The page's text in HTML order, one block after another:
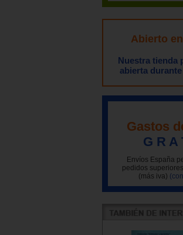
Abierto
Nuestra tienda
abierta
Gastos
G R A
Envíos España
pedidos
(más iva)